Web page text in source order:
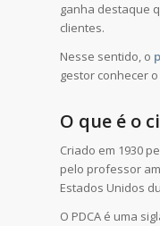
ganha destaque
clientes.
Nesse sentido, o
gestor conhecer
O que é o
Criado em 1930
pelo professor
Estados Unidos
O PDCA é uma